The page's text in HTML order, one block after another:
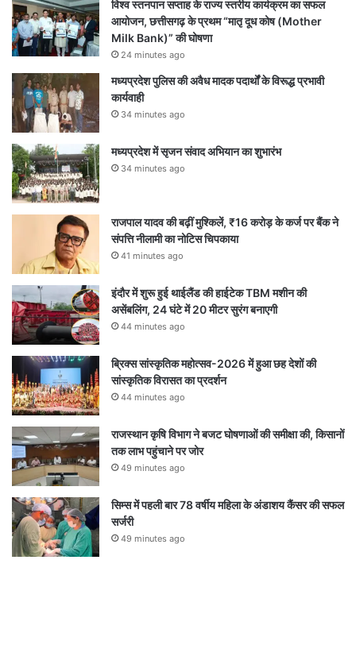
विश्व स्तनपान सप्ताह के राज्य स्तरीय कार्यक्रम का सफल
आयोजन, छत्तीसगढ़ के प्रथम “मातृ दूध कोष (Mother
Milk Bank)” की घोषणा
24 minutes ago
मध्यप्रदेश पुलिस की अवैध मादक पदार्थों के विरूद्ध प्रभावी
कार्यवाही
34 minutes ago
मध्यप्रदेश में सृजन संवाद अभियान का शुभारंभ
34 minutes ago
राजपाल यादव की बढ़ीं मुश्किलें, ₹16 करोड़ के कर्ज पर बैंक ने
संपत्ति नीलामी का नोटिस चिपकाया
41 minutes ago
इंदौर में शुरू हुई थाईलैंड की हाईटेक TBM मशीन की
असेंबलिंग, 24 घंटे में 20 मीटर सुरंग बनाएगी
44 minutes ago
ब्रिक्स सांस्कृतिक महोत्सव-2026 में हुआ छह देशों की
सांस्कृतिक विरासत का प्रदर्शन
44 minutes ago
राजस्थान कृषि विभाग ने बजट घोषणाओं की समीक्षा की, किसानों
तक लाभ पहुंचाने पर जोर
49 minutes ago
सिम्स में पहली बार 78 वर्षीय महिला के अंडाशय कैंसर की सफल
सर्जरी
49 minutes ago